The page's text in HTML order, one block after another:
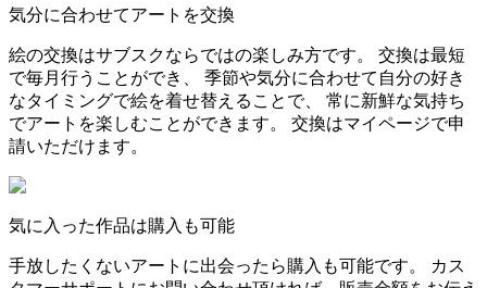
気分に合わせてアートを交換
絵の交換はサブスクならではの楽しみ方です。 交換は最短
で毎月行うことができ、 季節や気分に合わせて自分の好き
なタイミングで絵を着せ替えることで、 常に新鮮な気持ち
でアートを楽しむことができます。 交換はマイページで申
請いただけます。
気に入った作品は購入も可能
手放したくないアートに出会ったら購入も可能です。 カス